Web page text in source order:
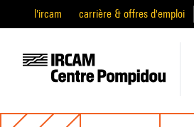
l'ircam carrière & offres d'emploi